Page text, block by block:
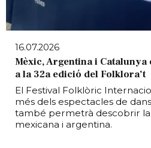
16.07.2026
Mèxic, Argentina i
a la 32a edició del Folklora’t
El Festival Folklòric
més dels espectacles de
també permetrà descobrir
mexicana i argentina.